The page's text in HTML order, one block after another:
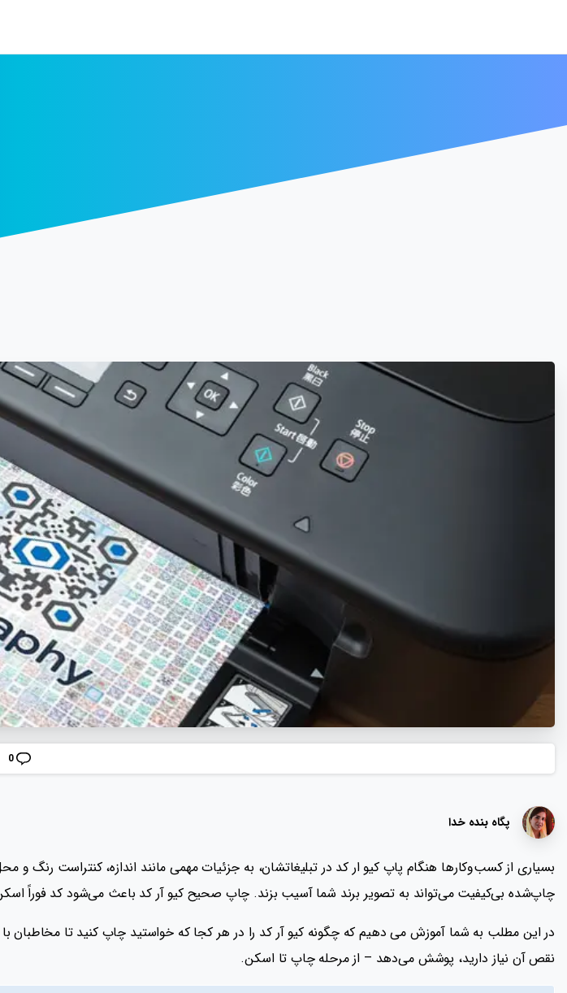
0
پگاه بنده خدا
بسیاری از کسب‌وکارها هنگام پاپ کیو ار کد در تبلیغاتشان، به جزئیات مهمی مانند اندازه، کنتراست رنگ
چاپ‌شده‌ بی‌کیفیت می‌تواند به تصویر برند شما آسیب بزند. چاپ صحیح کیو آر کد باعث می‌شود کد فوراً
در این مطلب به شما آموزش می دهیم که چگونه کیو آر کد را در هر کجا که خواستید چاپ کنید تا مخاطبان
نقص آن نیاز دارید، پوشش می‌دهد – از مرحله چاپ تا اسکن.